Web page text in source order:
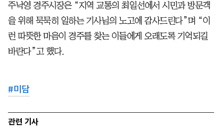
주낙영 경주시장은 “지역 교통의 최일선에서 시민과 방문객
을 위해 묵묵히 일하는 기사님의 노고에 감사드린다”며 “이
런 따뜻한 마음이 경주를 찾는 이들에게 오래도록 기억되길
바란다”고 했다.
#미담
관련 기사